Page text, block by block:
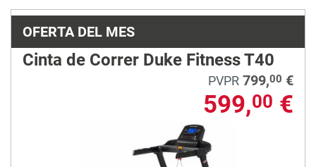
OFERTA DEL MES
Cinta de Correr Duke Fitness T40
PVPR 799,00 €
599,00 €